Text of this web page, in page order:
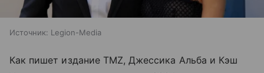
Источник: Legion-Media
Как пишет издание TMZ, Джессика Альба и Кэш